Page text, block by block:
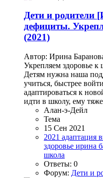
Дети и родители
дефициты.
(2021)
Автор: Ирина
Укрепляем здоровье
Детям нужна наша
учиться, быстрее
адаптироваться к
идти в школу, ему
Алан-э-Дейл
Тема
15 Сен 2021
2021 адаптация
здоровье ирина
школа
Ответы: 0
Форум: Дети и